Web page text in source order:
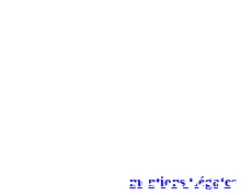
mentions Légales